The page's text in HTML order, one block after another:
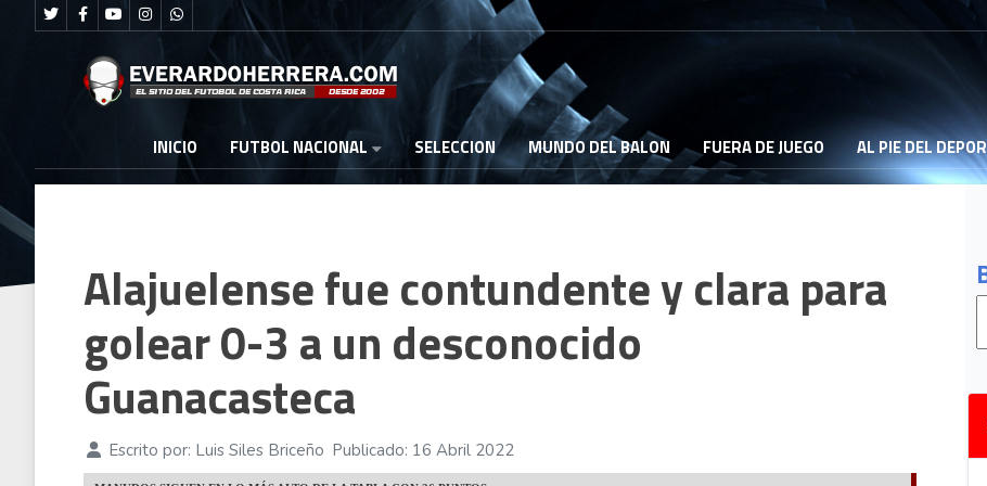
INICIO FUTBOL NACIONAL SELECCION MUNDO DEL BALON FUERA DE JUEGO AL PIE DEL
Alajuelense fue contundente y clara para
golear 0-3 a un desconocido
Guanacasteca
Escrito por: Luis Siles Briceño Publicado: 16 Abril 2022